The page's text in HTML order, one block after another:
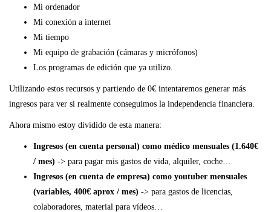
Mi ordenador
Mi conexión a internet
Mi tiempo
Mi equipo de grabación (cámaras y micrófonos)
Los programas de edición que ya utilizo.
Utilizando estos recursos y partiendo de 0€ intentaremos generar más
ingresos para ver si realmente conseguimos la independencia financiera.
Ahora mismo estoy dividido de esta manera:
Ingresos (en cuenta personal) como médico mensuales (1.640€
/ mes) -> para pagar mis gastos de vida, alquiler, coche…
Ingresos (en cuenta de empresa) como youtuber mensuales
(variables, 400€ aprox / mes) -> para gastos de licencias,
colaboradores, material para vídeos…